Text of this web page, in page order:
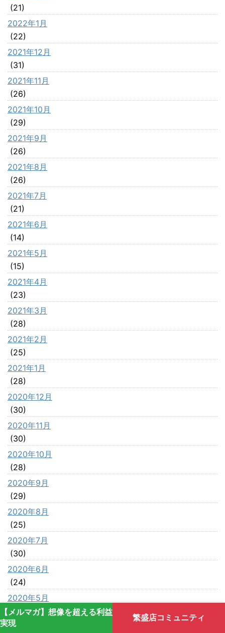
【メルマガ】想像を超える利益
実現
繁盛店コミュニティ
(21)
2022年1月
(22)
2021年12月
(31)
2021年11月
(26)
2021年10月
(29)
2021年9月
(26)
2021年8月
(26)
2021年7月
(21)
2021年6月
(14)
2021年5月
(15)
2021年4月
(23)
2021年3月
(28)
2021年2月
(25)
2021年1月
(28)
2020年12月
(30)
2020年11月
(30)
2020年10月
(28)
2020年9月
(29)
2020年8月
(25)
2020年7月
(30)
2020年6月
(24)
2020年5月
(25)
2020年4月